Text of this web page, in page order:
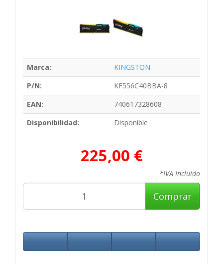
Marca:
KINGSTON
P/N:
KF556C40BBA-8
EAN:
740617328608
Disponibilidad:
Disponible
225,00 €
*IVA Incluido
Comprar